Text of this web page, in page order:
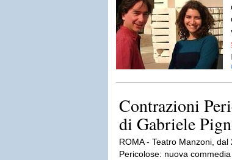
Contrazioni
di Gabriele
ROMA - Teatro Manzoni,
Pericolose: nuova